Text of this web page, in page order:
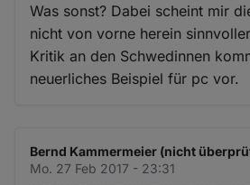
Was sonst? Dabei scheint mir
nicht von vorne herein
Kritik an den Schwedinnen
neuerliches Beispiel für pc vor.
Bernd Kammermeier (nicht
Mo. 27 Feb 2017 - 23:31